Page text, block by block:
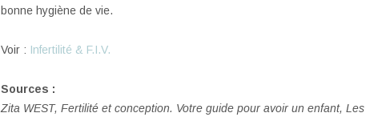
bonne hygiène de vie.
Voir : Infertilité & F.I.V.
Sources :
Zita WEST, Fertilité et conception. Votre guide pour avoir un enfant, Les